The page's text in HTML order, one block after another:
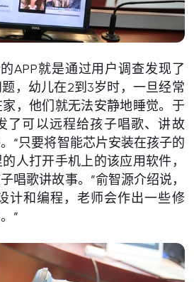
APP就是通过用户调查发现了
，幼儿在2到3岁时，一旦经常
，他们就无法安静地睡觉。于
了可以远程给孩子唱歌、讲故
“只要将智能芯片安装在孩子的
人打开手机上的该应用软件，
唱歌讲故事。”俞智源介绍说，
计和编程，老师会作出一些修
”